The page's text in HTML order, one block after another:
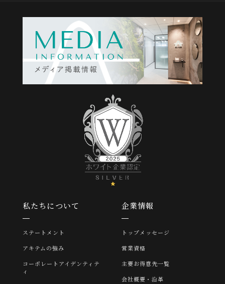
私たちについて
ステートメント
アキテムの強み
コーポレートアイデンティテ
ィ
企業情報
トップメッセージ
営業資格
主要お得意先一覧
会社概要・沿革